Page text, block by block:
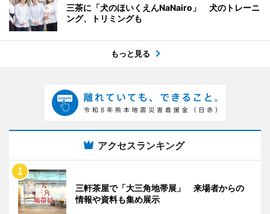
三茶に「犬のほいくえんNaNairo」 犬のトレーニ
ング、トリミングも
もっと見る
アクセスランキング
三軒茶屋で「大三角地帯展」 来場者からの
情報や資料も集め展示